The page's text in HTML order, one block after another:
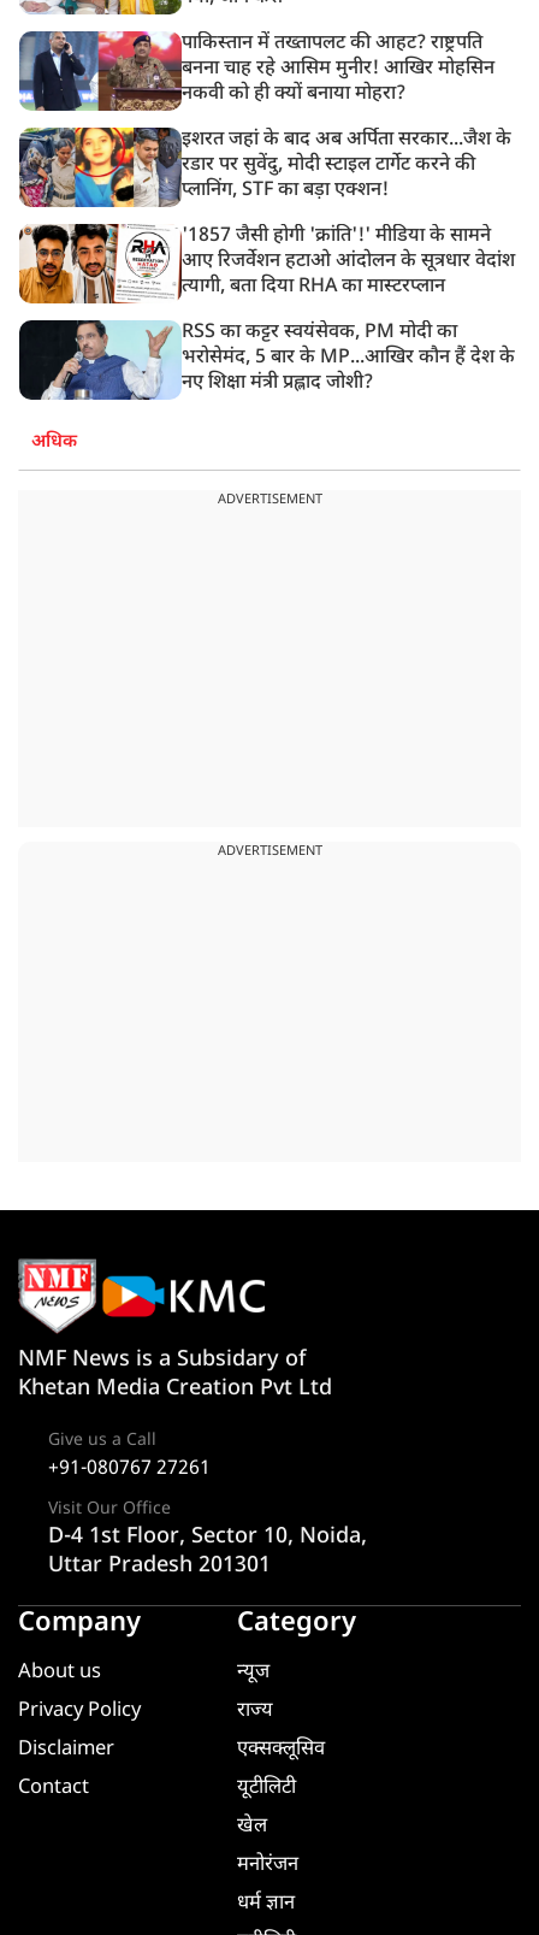
पाकिस्तान में तख्तापलट की आहट? राष्ट्रपति
बनना चाह रहे आसिम मुनीर! आखिर मोहसिन
नकवी को ही क्यों बनाया मोहरा?
इशरत जहां के बाद अब अर्पिता सरकार...जैश के
रडार पर सुवेंदु, मोदी स्टाइल टार्गेट करने की
प्लानिंग, STF का बड़ा एक्शन!
'1857 जैसी होगी 'क्रांति'!' मीडिया के सामने
आए रिजर्वेशन हटाओ आंदोलन के सूत्रधार वेदांश
त्यागी, बता दिया RHA का मास्टरप्लान
RSS का कट्टर स्वयंसेवक, PM मोदी का
भरोसेमंद, 5 बार के MP...आखिर कौन हैं देश के
नए शिक्षा मंत्री प्रह्लाद जोशी?
अधिक
ADVERTISEMENT
ADVERTISEMENT
NMF News is a Subsidary of
Khetan Media Creation Pvt Ltd
Give us a Call
+91-080767 27261
Visit Our Office
D-4 1st Floor, Sector 10, Noida,
Uttar Pradesh 201301
Company
About us
Privacy Policy
Disclaimer
Contact
Category
न्यूज
राज्य
एक्सक्लूसिव
यूटीलिटी
खेल
मनोरंजन
धर्म ज्ञान